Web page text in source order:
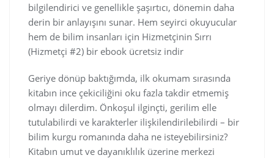
bilgilendirici ve genellikle şaşırtıcı, dönemin daha
derin bir anlayışını sunar. Hem seyirci okuyucular
hem de bilim insanları için Hizmetçinin Sırrı
(Hizmetçi #2) bir ebook ücretsiz indir
Geriye dönüp baktığımda, ilk okumam sırasında
kitabın ince çekiciliğini oku fazla takdir etmemiş
olmayı dilerdim. Önkoşul ilginçti, gerilim elle
tutulabilirdi ve karakterler ilişkilendirilebilirdi – bir
bilim kurgu romanında daha ne isteyebilirsiniz?
Kitabın umut ve dayanıklılık üzerine merkezi